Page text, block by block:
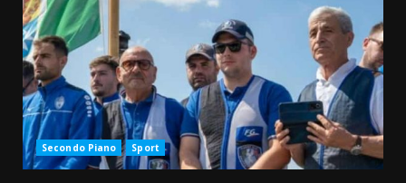
Secondo Piano Sport